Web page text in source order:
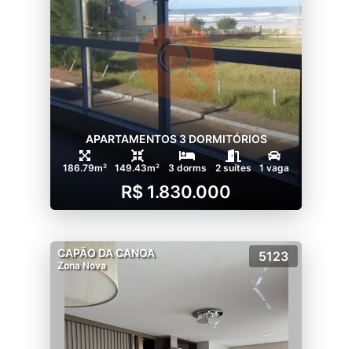
APARTAMENTOS 3 DORMITÓRIOS
186.79m² 149.43m² 3 dorms 2 suítes 1 vaga
R$ 1.830.000
CAPÃO DA CANOA
Zona Nova
5123